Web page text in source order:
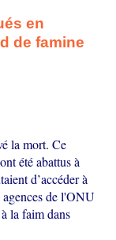
en
de famine
la mort. Ce
été abattus à
d’accéder à
agences de l'ONU
la faim dans